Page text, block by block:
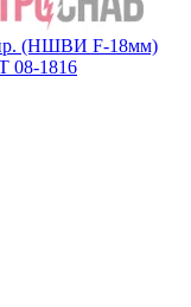
(НШВИ F-18мм)
08-1816